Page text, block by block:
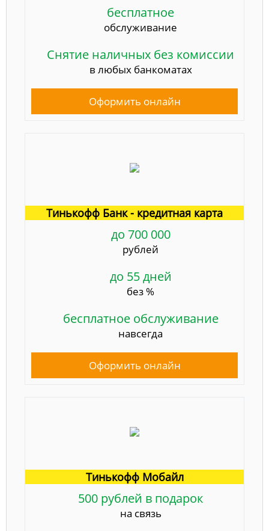
бесплатное
обслуживание
Снятие наличных без комиссии
в любых банкоматах
Оформить онлайн
Тинькофф Банк - кредитная карта
до 700 000
рублей
до 55 дней
без %
бесплатное обслуживание
навсегда
Оформить онлайн
Тинькофф Мобайл
500 рублей в подарок
на связь